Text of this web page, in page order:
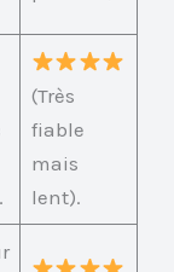
(Très
fiable
mais
lent).